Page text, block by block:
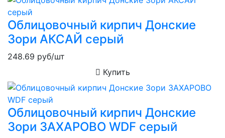
Облицовочный кирпич Донские
Зори АКСАЙ серый
248.69 руб/шт
Купить
Облицовочный кирпич Донские
Зори ЗАХАРОВО WDF серый